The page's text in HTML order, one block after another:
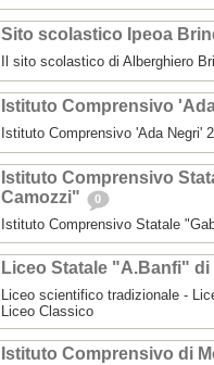
Sito scolastico Ipeoa
Il sito scolastico di Alberghiero
Istituto Comprensivo
Istituto Comprensivo 'Ada Negri'
Istituto Comprensivo
Camozzi"
0
Istituto Comprensivo Statale
Liceo Statale "A.Banfi" di
Liceo scientifico tradizionale -
Liceo Classico
Istituto Comprensivo di